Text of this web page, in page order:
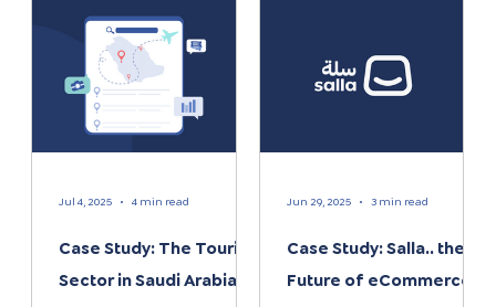
Case Study: The Tourism
Sector in Saudi Arabia
Jul 4, 2025 4 min read
Case Study: Salla.. the
Future of eCommerce
Jun 29, 2025 3 min read